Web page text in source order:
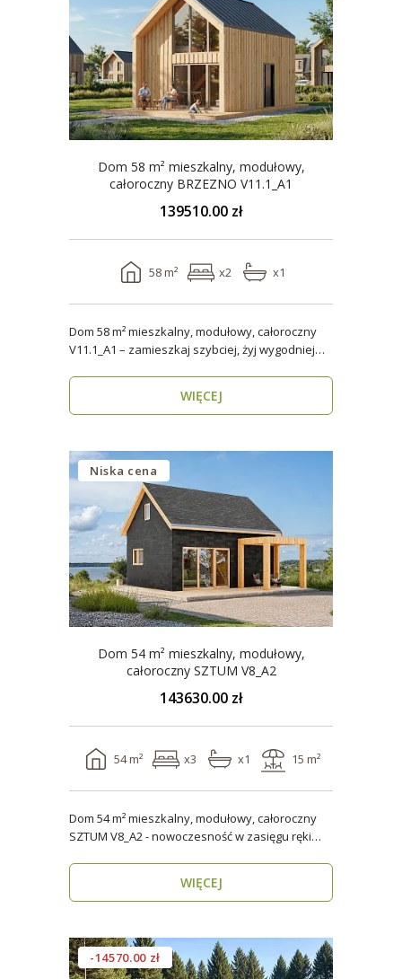
Dom 58 m² mieszkalny, modułowy,
całoroczny BRZEZNO V11.1_A1
139510.00 zł
58 m² x2 x1
Dom 58 m² mieszkalny, modułowy, całoroczny
V11.1_A1 – zamieszkaj szybciej, żyj wygodniej
WIĘCEJ
Niska cena
Dom 54 m² mieszkalny, modułowy,
całoroczny SZTUM V8_A2
143630.00 zł
54 m² x3 x1 15 m²
Dom 54 m² mieszkalny, modułowy, całoroczny
SZTUM V8_A2 - nowoczesność w zasięgu ręki
WIĘCEJ
-14570.00 zł